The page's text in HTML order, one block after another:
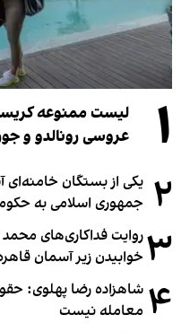
۱
عروسی رونالدو و
۲ یکی از بستگان خامنه‌ای
جمهوری اسلامی به
۳ خوابیدن زیر آسمان
۴ شاهزاده رضا پهلوی:
معامله نیست